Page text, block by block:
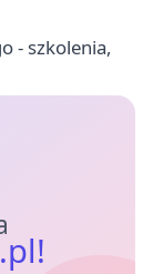
- szkolenia,